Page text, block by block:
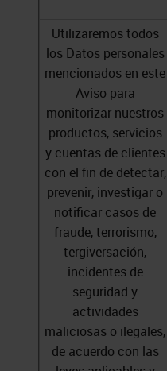
Utilizaremos todos
los Datos personales
mencionados en este
Aviso para
monitorizar nuestros
productos, servicios
y cuentas de clientes
con el fin de detectar,
prevenir, investigar o
notificar casos de
fraude, terrorismo,
tergiversación,
incidentes de
seguridad y
actividades
maliciosas o ilegales,
de acuerdo con las